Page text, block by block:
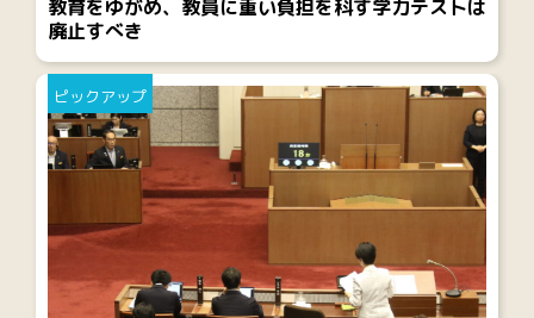
教育をゆがめ、教員に重い負担を科す学力テストは
廃止すべき
ピックアップ